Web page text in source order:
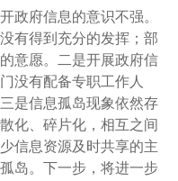
府信息的意识不强。
有得到充分的发挥；部
意愿。二是开展政府信
没有配备专职工作人
是信息孤岛现象依然存
化、碎片化，相互之间
信息资源及时共享的主
岛。下一步，将进一步